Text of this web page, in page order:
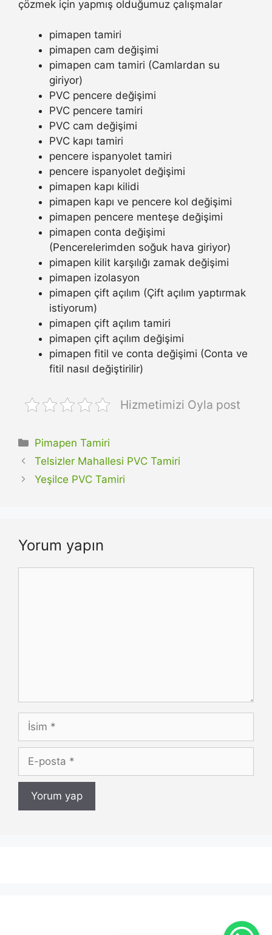
çözmek için yapmış olduğumuz çalışmalar
pimapen tamiri
pimapen cam değişimi
pimapen cam tamiri (Camlardan su
giriyor)
PVC pencere değişimi
PVC pencere tamiri
PVC cam değişimi
PVC kapı tamiri
pencere ispanyolet tamiri
pencere ispanyolet değişimi
pimapen kapı kilidi
pimapen kapı ve pencere kol değişimi
pimapen pencere menteşe değişimi
pimapen conta değişimi
(Pencerelerimden soğuk hava giriyor)
pimapen kilit karşılığı zamak değişimi
pimapen izolasyon
pimapen çift açılım (Çift açılım yaptırmak
istiyorum)
pimapen çift açılım tamiri
pimapen çift açılım değişimi
pimapen fitil ve conta değişimi (Conta ve
fitil nasıl değiştirilir)
Hizmetimizi Oyla post
Kategoriler
Pimapen Tamiri
Telsizler Mahallesi PVC Tamiri
Yeşilce PVC Tamiri
Yorum yapın
İsim
posta